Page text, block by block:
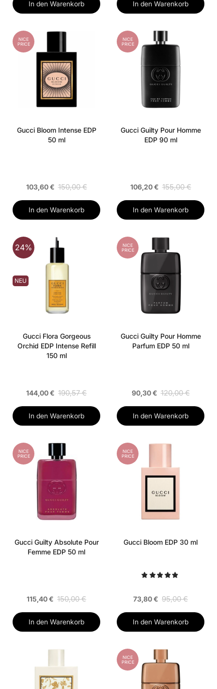
In den Warenkorb In den Warenkorb
NICE
PRICE
Gucci Bloom Intense EDP
50 ml
103,60 € 150,00 €
In den Warenkorb
NICE
PRICE
Gucci Guilty Pour Homme
EDP 90 ml
106,20 € 155,00 €
In den Warenkorb
24%
NEU
Gucci Flora Gorgeous
Orchid EDP Intense Refill
150 ml
144,00 € 190,57 €
In den Warenkorb
NICE
PRICE
Gucci Guilty Pour Homme
Parfum EDP 50 ml
90,30 € 120,00 €
In den Warenkorb
NICE
PRICE
Gucci Guilty Absolute Pour
Femme EDP 50 ml
115,40 € 150,00 €
In den Warenkorb
NICE
PRICE
Gucci Bloom EDP 30 ml
73,80 € 95,00 €
In den Warenkorb
NICE
PRICE